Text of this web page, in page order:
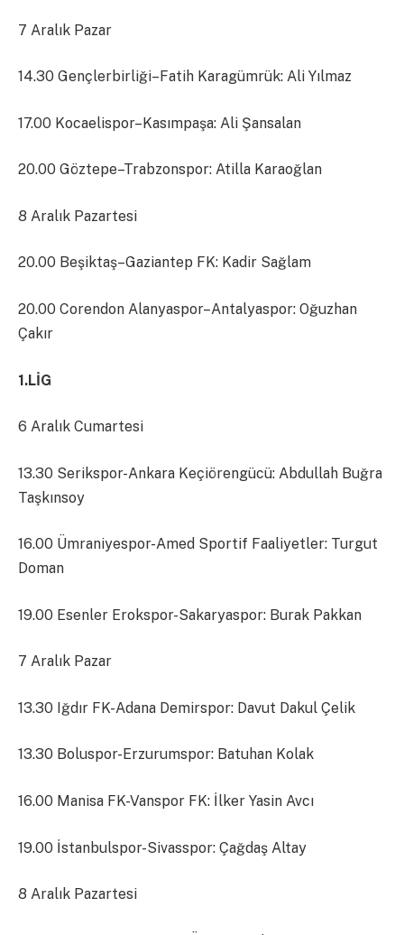
7 Aralık Pazar
14.30 Gençlerbirliği–Fatih Karagümrük: Ali Yılmaz
17.00 Kocaelispor–Kasımpaşa: Ali Şansalan
20.00 Göztepe–Trabzonspor: Atilla Karaoğlan
8 Aralık Pazartesi
20.00 Beşiktaş–Gaziantep FK: Kadir Sağlam
20.00 Corendon Alanyaspor–Antalyaspor: Oğuzhan
Çakır
1.LİG
6 Aralık Cumartesi
13.30 Serikspor-Ankara Keçiörengücü: Abdullah Buğra
Taşkınsoy
16.00 Ümraniyespor-Amed Sportif Faaliyetler: Turgut
Doman
19.00 Esenler Erokspor-Sakaryaspor: Burak Pakkan
7 Aralık Pazar
13.30 Iğdır FK-Adana Demirspor: Davut Dakul Çelik
13.30 Boluspor-Erzurumspor: Batuhan Kolak
16.00 Manisa FK-Vanspor FK: İlker Yasin Avcı
19.00 İstanbulspor-Sivasspor: Çağdaş Altay
8 Aralık Pazartesi